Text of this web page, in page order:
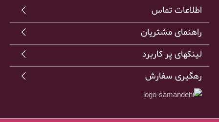
اطلاعات تماس
راهنمای مشتریان
لینکهای پر کاربرد
رهگیری سفارش